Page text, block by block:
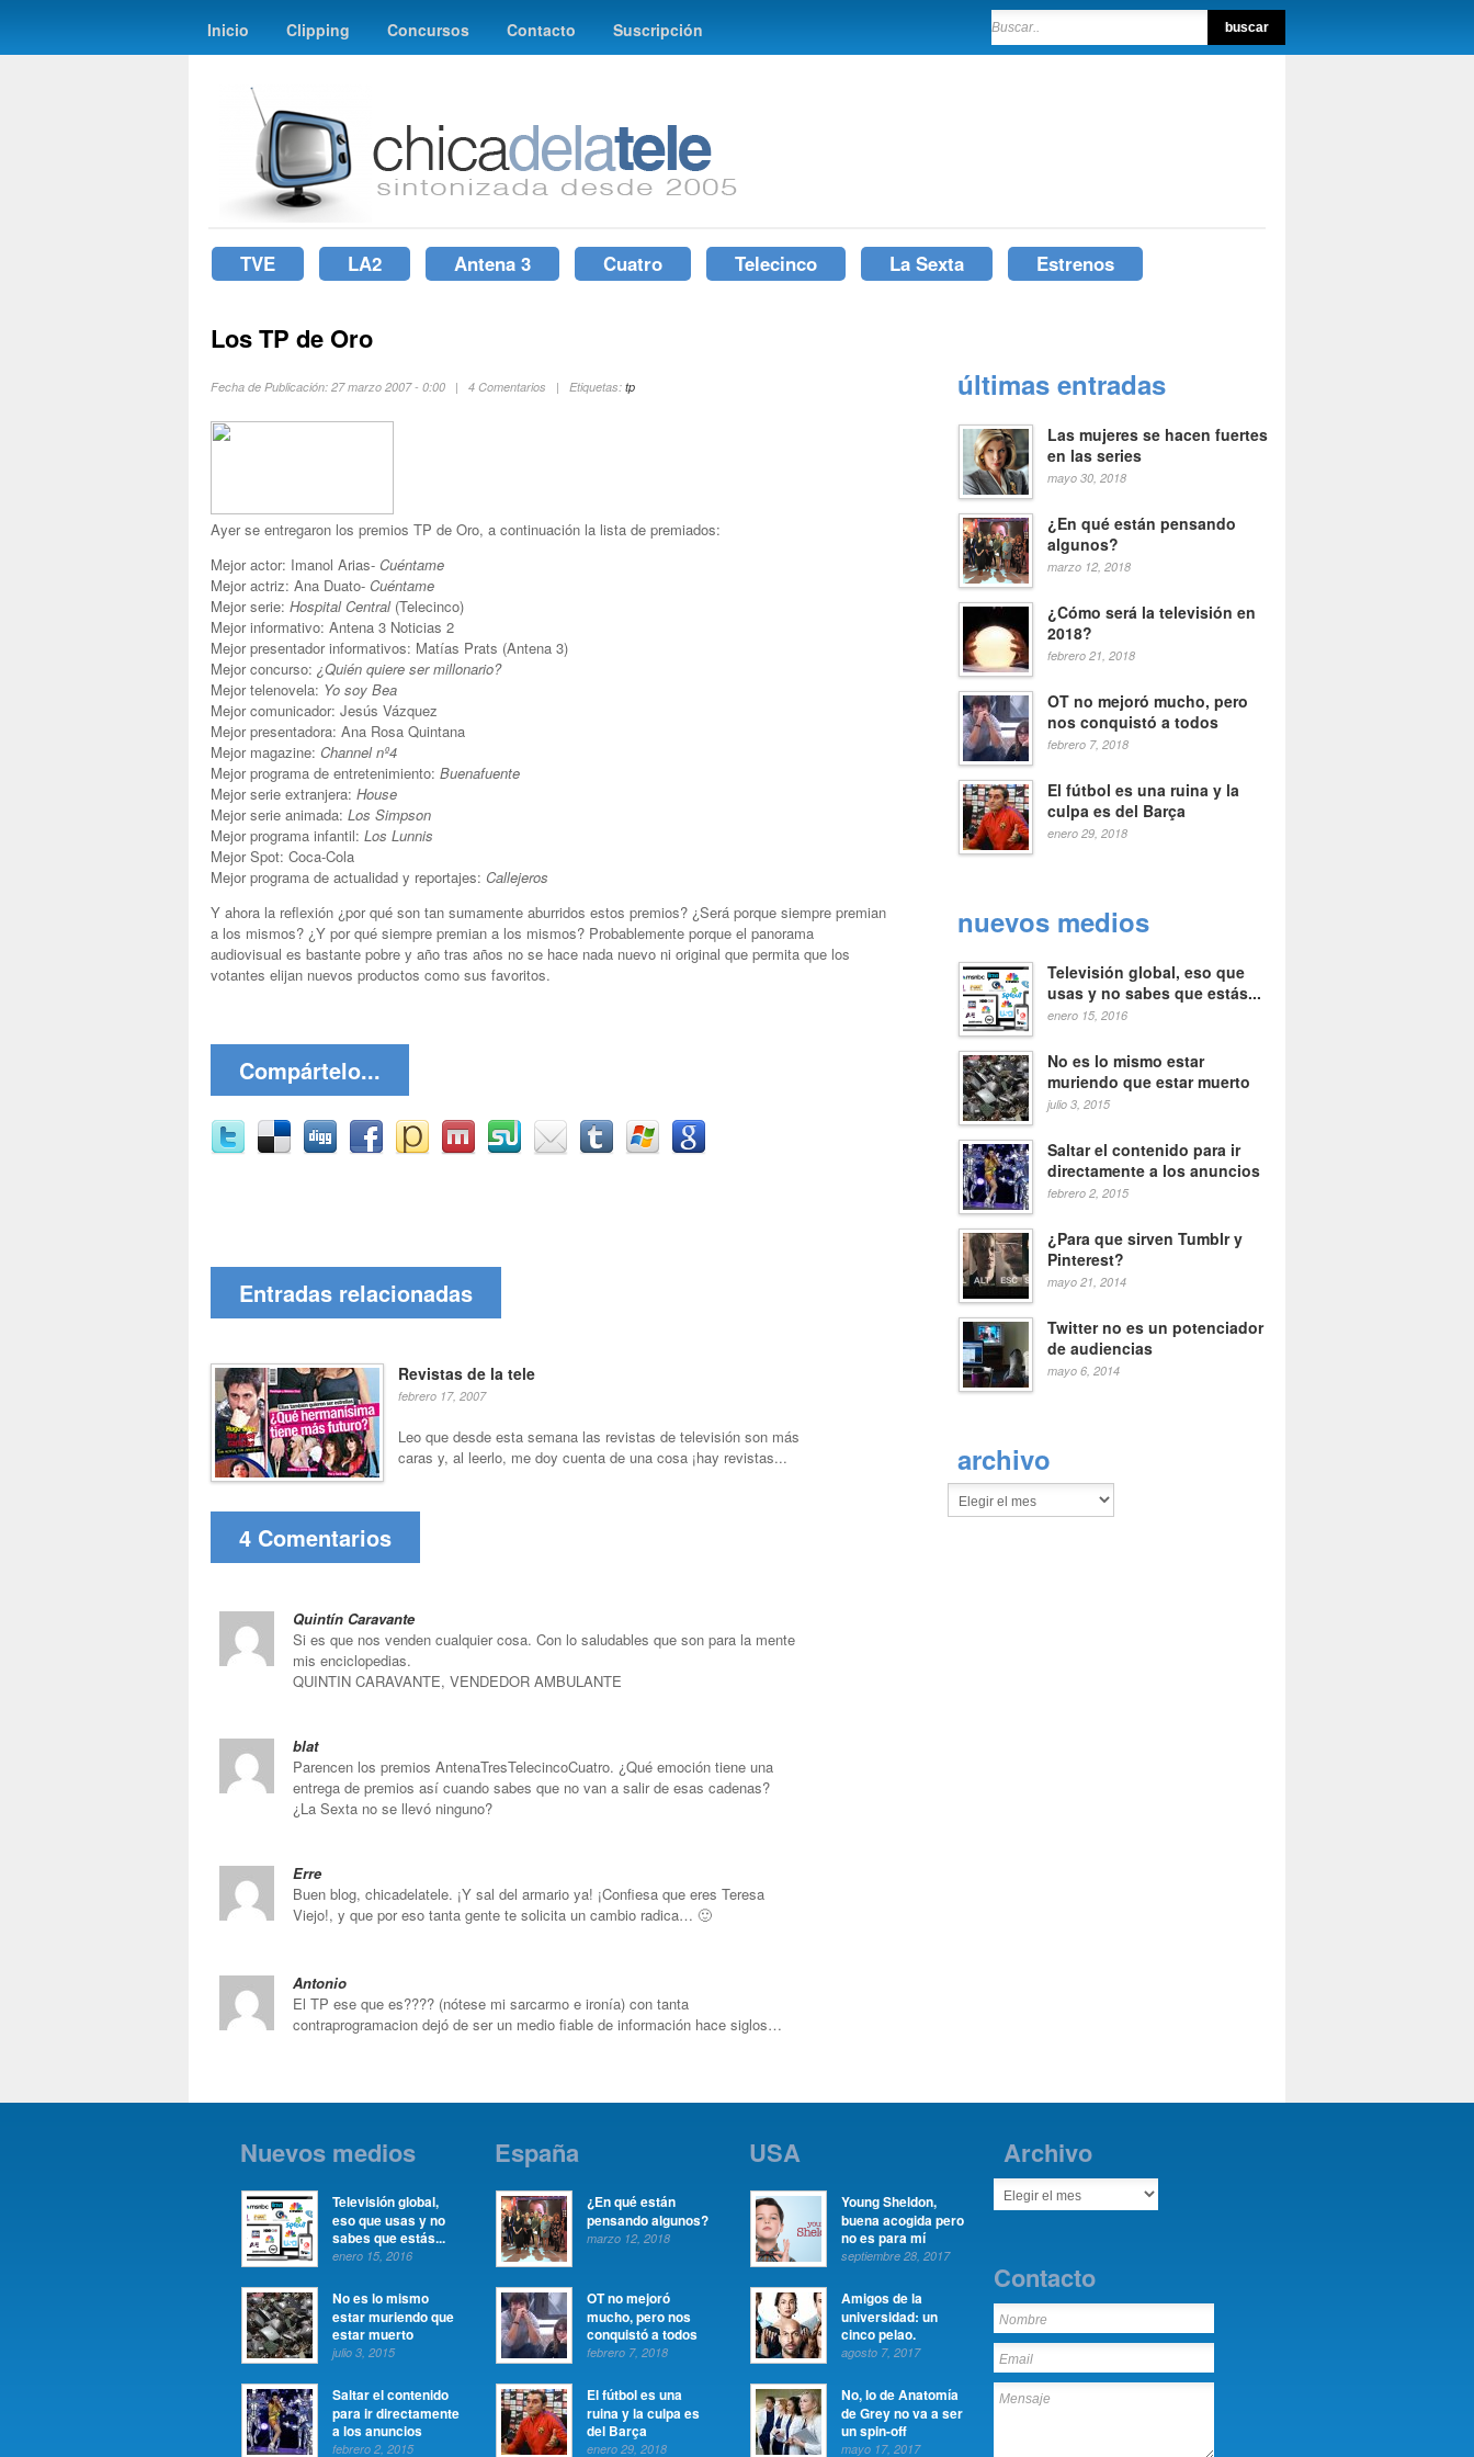
Inicio Clipping Concursos Contacto Suscripción
TVE LA2 Antena 3 Cuatro Telecinco La Sexta Estrenos
Los TP de Oro
Fecha de Publicación: 27 marzo 2007 - 0:00 | 4 Comentarios | Etiquetas: tp
Ayer se entregaron los premios TP de Oro, a continuación la lista de premiados:
Mejor actor: Imanol Arias- Cuéntame
Mejor actriz: Ana Duato- Cuéntame
Mejor serie: Hospital Central (Telecinco)
Mejor informativo: Antena 3 Noticias 2
Mejor presentador informativos: Matías Prats (Antena 3)
Mejor concurso: ¿Quién quiere ser millonario?
Mejor telenovela: Yo soy Bea
Mejor comunicador: Jesús Vázquez
Mejor presentadora: Ana Rosa Quintana
Mejor magazine: Channel nº4
Mejor programa de entretenimiento: Buenafuente
Mejor serie extranjera: House
Mejor serie animada: Los Simpson
Mejor programa infantil: Los Lunnis
Mejor Spot: Coca-Cola
Mejor programa de actualidad y reportajes: Callejeros
Y ahora la reflexión ¿por qué son tan sumamente aburridos estos premios? ¿Será porque siempre premian
a los mismos? ¿Y por qué siempre premian a los mismos? Probablemente porque el panorama
audiovisual es bastante pobre y año tras años no se hace nada nuevo ni original que permita que los
votantes elijan nuevos productos como sus favoritos.
Compártelo...
Entradas relacionadas
Revistas de la tele
febrero 17, 2007
Leo que desde esta semana las revistas de televisión son más
caras y, al leerlo, me doy cuenta de una cosa ¡hay revistas...
4 Comentarios
Quintín Caravante
Si es que nos venden cualquier cosa. Con lo saludables que son para la mente
mis enciclopedias.
QUINTIN CARAVANTE, VENDEDOR AMBULANTE
blat
Parencen los premios AntenaTresTelecincoCuatro. ¿Qué emoción tiene una
entrega de premios así cuando sabes que no van a salir de esas cadenas?
¿La Sexta no se llevó ninguno?
Erre
Buen blog, chicadelatele. ¡Y sal del armario ya! ¡Confiesa que eres Teresa
Viejo!, y que por eso tanta gente te solicita un cambio radica… 🙂
Antonio
El TP ese que es???? (nótese mi sarcarmo e ironía) con tanta
contraprogramacion dejó de ser un medio fiable de información hace siglos…
últimas entradas
Las mujeres se hacen fuertes
en las series
mayo 30, 2018
¿En qué están pensando
algunos?
marzo 12, 2018
¿Cómo será la televisión en
2018?
febrero 21, 2018
OT no mejoró mucho, pero
nos conquistó a todos
febrero 7, 2018
El fútbol es una ruina y la
culpa es del Barça
enero 29, 2018
nuevos medios
Televisión global, eso que
usas y no sabes que estás...
enero 15, 2016
No es lo mismo estar
muriendo que estar muerto
julio 3, 2015
Saltar el contenido para ir
directamente a los anuncios
febrero 2, 2015
¿Para que sirven Tumblr y
Pinterest?
mayo 21, 2014
Twitter no es un potenciador
de audiencias
mayo 6, 2014
archivo
Nuevos medios
Televisión global,
eso que usas y no
sabes que estás...
enero 15, 2016
No es lo mismo
estar muriendo que
estar muerto
julio 3, 2015
Saltar el contenido
para ir directamente
a los anuncios
febrero 2, 2015
España
¿En qué están
pensando algunos?
marzo 12, 2018
OT no mejoró
mucho, pero nos
conquistó a todos
febrero 7, 2018
El fútbol es una
ruina y la culpa es
del Barça
enero 29, 2018
USA
Young Sheldon,
buena acogida pero
no es para mí
septiembre 28, 2017
Amigos de la
universidad: un
cinco pelao.
agosto 7, 2017
No, lo de Anatomía
de Grey no va a ser
un spin-off
mayo 17, 2017
Archivo
Contacto